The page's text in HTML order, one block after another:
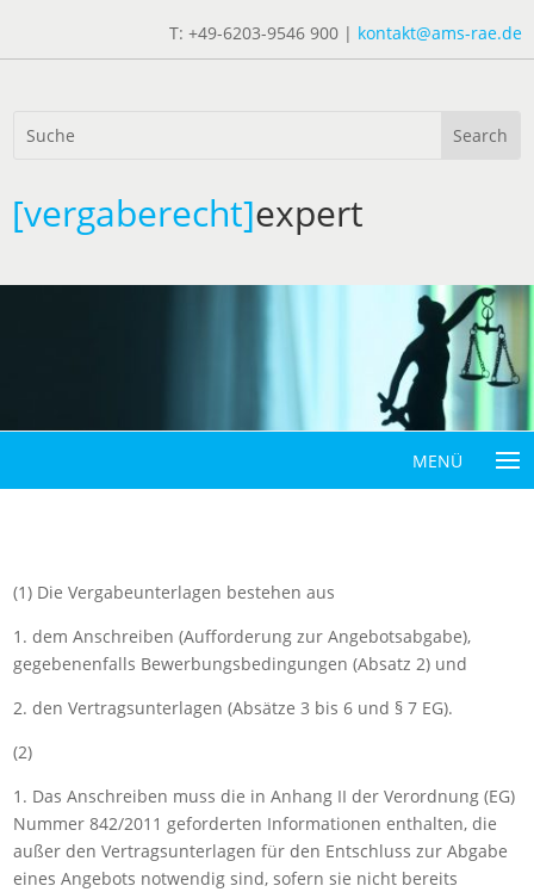
T: +49-6203-9546 900 | kontakt@ams-rae.de
[vergaberecht]expert
(1) Die Vergabeunterlagen bestehen aus
1. dem Anschreiben (Aufforderung zur Angebotsabgabe),
gegebenenfalls Bewerbungsbedingungen (Absatz2) und
2. den Vertragsunterlagen (Absätze3 bis6 und §7 EG).
(2)
1. Das Anschreiben muss die inAnhang II der Verordnung (EG)
Nummer 842/2011 geforderten Informationen enthalten, die
außer den Vertragsunterlagen für den Entschluss zur Abgabe
eines Angebots notwendig sind, sofern sie nicht bereits